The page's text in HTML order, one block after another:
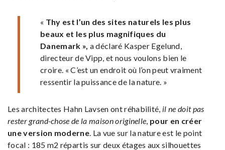
« Thy est l’un des sites naturels les plus
beaux et les plus magnifiques du
Danemark », a déclaré Kasper Egelund,
directeur de Vipp, et nous voulons bien le
croire. « C’est un endroit où l’on peut vraiment
ressentir la puissance de la nature. »
Les architectes Hahn Lavsen ont réhabilité, il ne doit pas
rester grand-chose de la maison originelle pour en créer
une version moderne . La vue sur la nature est le point
focal : 185 m2 répartis sur deux étages aux silhouettes